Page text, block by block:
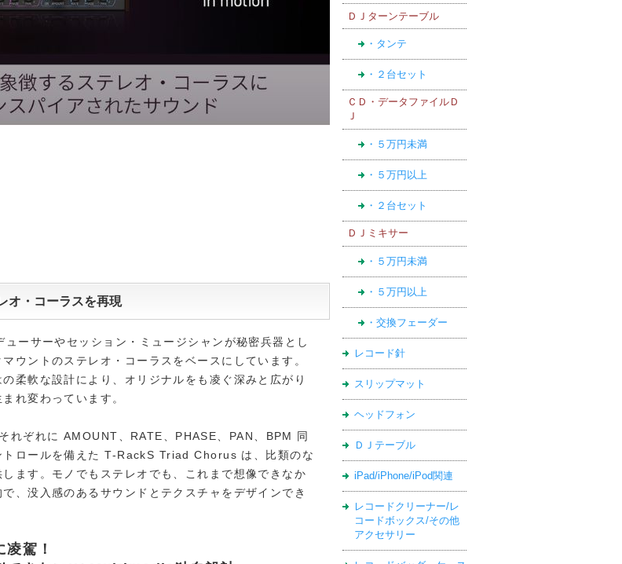
ＤＪターンテーブル
・タンテ
・２台セット
ＣＤ・データファイルＤ
Ｊ
・５万円未満
・５万円以上
・２台セット
ＤＪミキサー
・５万円未満
・５万円以上
・交換フェーダー
レコード針
スリップマット
ヘッドフォン
ＤＪテーブル
iPad/iPhone/iPod関連
レコードクリーナー/レ
コードボックス/その他
アクセサリー
オ・コーラスを再現
ーサーやセッション・ミュージシャンが秘密兵器とし
ウントのステレオ・コーラスをベースにしています。
柔軟な設計により、オリジナルをも凌ぐ深みと広がり
れ変わっています。
れぞれに AMOUNT、RATE、PHASE、PAN、BPM 同
トロールを備えた T-RackS Triad Chorus は、比類のな
ます。モノでもステレオでも、これまで想像できなか
、没入感のあるサウンドとテクスチャをデザインでき
駕！